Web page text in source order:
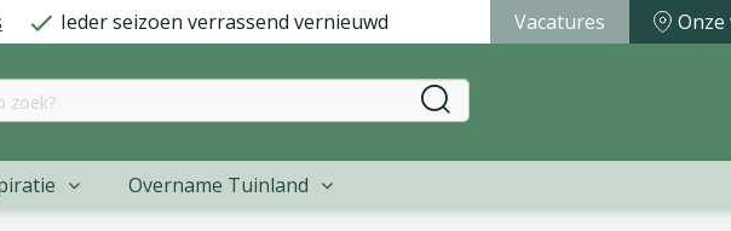
Ieder seizoen verrassend vernieuwd Vacatures Onze
Overname Tuinland